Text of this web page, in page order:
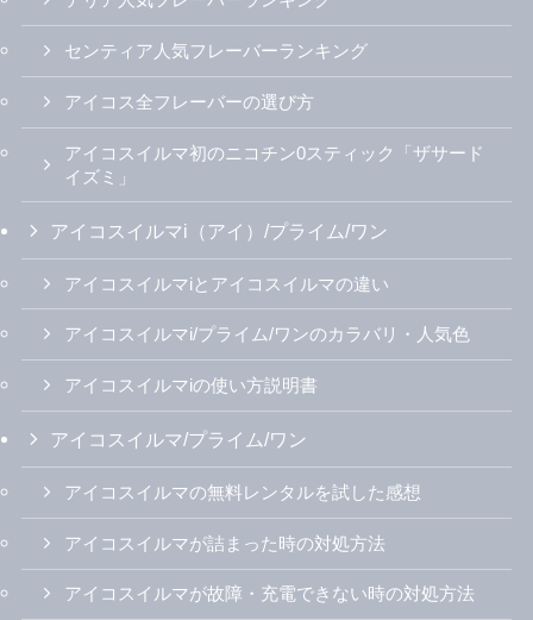
センティア人気フレーバーランキング
アイコス全フレーバーの選び方
アイコスイルマ初のニコチン0スティック「ザサード
イズミ」
アイコスイルマi（アイ）/プライム/ワン
アイコスイルマiとアイコスイルマの違い
アイコスイルマi/プライム/ワンのカラバリ・人気色
アイコスイルマiの使い方説明書
アイコスイルマ/プライム/ワン
アイコスイルマの無料レンタルを試した感想
アイコスイルマが詰まった時の対処方法
アイコスイルマが故障・充電できない時の対処方法